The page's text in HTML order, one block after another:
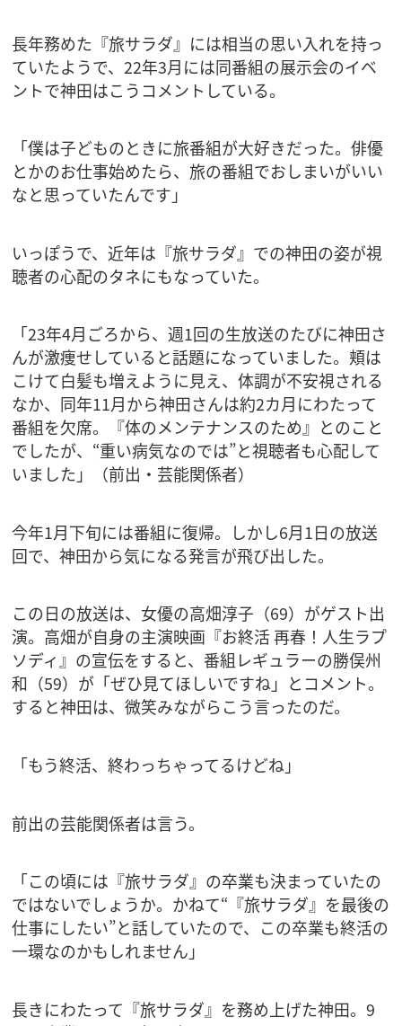
長年務めた『旅サラダ』には相当の思い入れを持っ
ていたようで、22年3月には同番組の展示会のイベ
ントで神田はこうコメントしている。
「僕は子どものときに旅番組が大好きだった。俳優
とかのお仕事始めたら、旅の番組でおしまいがいい
なと思っていたんです」
いっぽうで、近年は『旅サラダ』での神田の姿が視
聴者の心配のタネにもなっていた。
「23年4月ごろから、週1回の生放送のたびに神田さ
んが激痩せしていると話題になっていました。頬は
こけて白髪も増えように見え、体調が不安視される
なか、同年11月から神田さんは約2カ月にわたって
番組を欠席。『体のメンテナンスのため』とのこと
でしたが、“重い病気なのでは”と視聴者も心配して
いました」（前出・芸能関係者）
今年1月下旬には番組に復帰。しかし6月1日の放送
回で、神田から気になる発言が飛び出した。
この日の放送は、女優の高畑淳子（69）がゲスト出
演。高畑が自身の主演映画『お終活 再春！人生ラプ
ソディ』の宣伝をすると、番組レギュラーの勝俣州
和（59）が「ぜひ見てほしいですね」とコメント。
すると神田は、微笑みながらこう言ったのだ。
「もう終活、終わっちゃってるけどね」
前出の芸能関係者は言う。
「この頃には『旅サラダ』の卒業も決まっていたの
ではないでしょうか。かねて“『旅サラダ』を最後の
仕事にしたい”と話していたので、この卒業も終活の
一環なのかもしれません」
長きにわたって『旅サラダ』を務め上げた神田。9